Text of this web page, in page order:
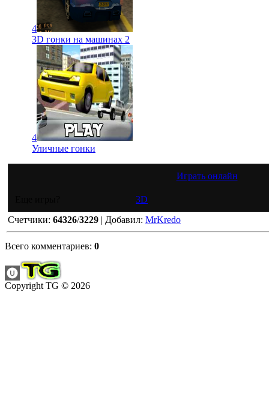
4
3D гонки на машинах 2
4
Уличные гонки
Играть онлайн
3D
Счетчики: 64326/3229 | Добавил: MrKredo
Всего комментариев: 0
Copyright TG © 2026